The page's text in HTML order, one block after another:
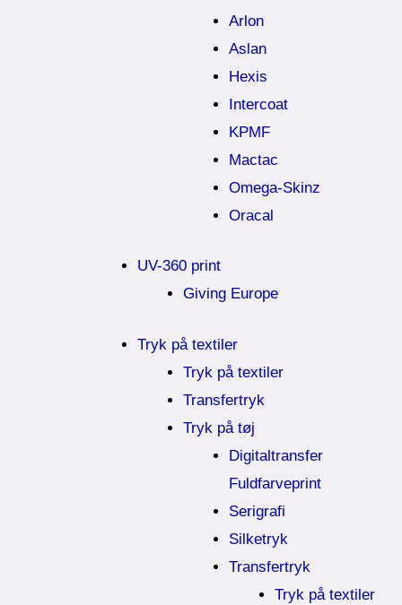
Arlon
Aslan
Hexis
Intercoat
KPMF
Mactac
Omega-Skinz
Oracal
UV-360 print
Giving Europe
Tryk på textiler
Tryk på textiler
Transfertryk
Tryk på tøj
Digitaltransfer
Fuldfarveprint
Serigrafi
Silketryk
Transfertryk
Tryk på textiler